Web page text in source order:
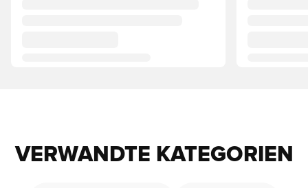
VERWANDTE KATEGORIEN